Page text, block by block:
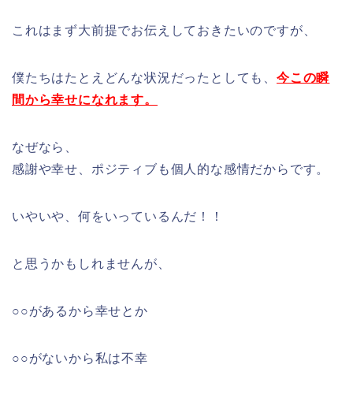
これはまず大前提でお伝えしておきたいのですが、
僕たちはたとえどんな状況だったとしても、 今この瞬
間から幸せになれます。
なぜなら、
感謝や幸せ、ポジティブも個人的な感情だからです。
いやいや、何をいっているんだ！！
と思うかもしれませんが、
○○があるから幸せとか
○○がないから私は不幸